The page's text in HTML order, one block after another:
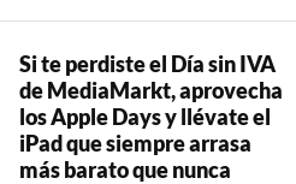
Si te perdiste el Día sin IVA
de MediaMarkt, aprovecha
los Apple Days y llévate el
iPad que siempre arrasa
más barato que nunca